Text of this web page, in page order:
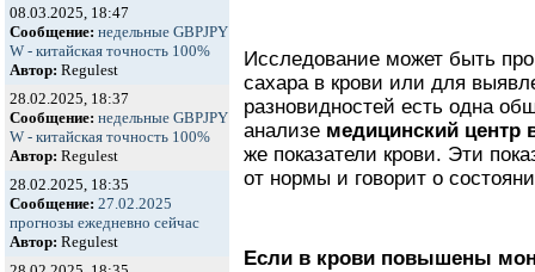
08.03.2025, 18:47
Сообщение: недельные GBPJPY
W - китайская точность 100%
Автор: Regulest
28.02.2025, 18:37
Сообщение: недельные GBPJPY
W - китайская точность 100%
Автор: Regulest
28.02.2025, 18:35
Сообщение: 27.02.2025
прогнозы ежедневно сейчас
Автор: Regulest
Исследование может быть
сахара в крови или для
разновидностей есть одна
анализе медицинский центр
же показатели крови. Эти
от нормы и говорит о
Если в крови повышены